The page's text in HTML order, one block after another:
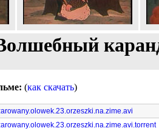
(как скачать)